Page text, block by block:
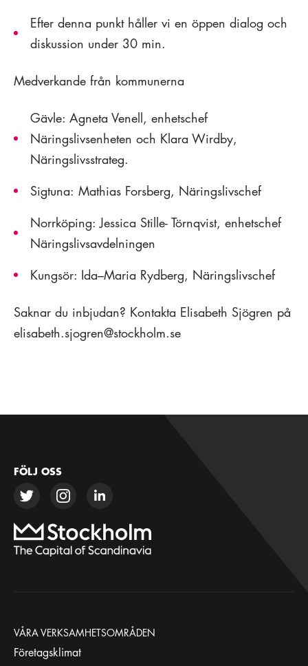
Efter denna punkt håller vi en öppen dialog och
diskussion under 30 min.
Medverkande från kommunerna
Gävle: Agneta Venell, enhetschef
Näringslivsenheten och Klara Wirdby,
Näringslivsstrateg.
Sigtuna: Mathias Forsberg, Näringslivschef
Norrköping: Jessica Stille- Törnqvist, enhetschef
Näringslivsavdelningen
Kungsör: Ida–Maria Rydberg, Näringslivschef
Saknar du inbjudan? Kontakta Elisabeth Sjögren på
elisabeth.sjogren@stockholm.se
FÖLJ OSS
VÅRA VERKSAMHETSOMRÅDEN
Företagsklimat